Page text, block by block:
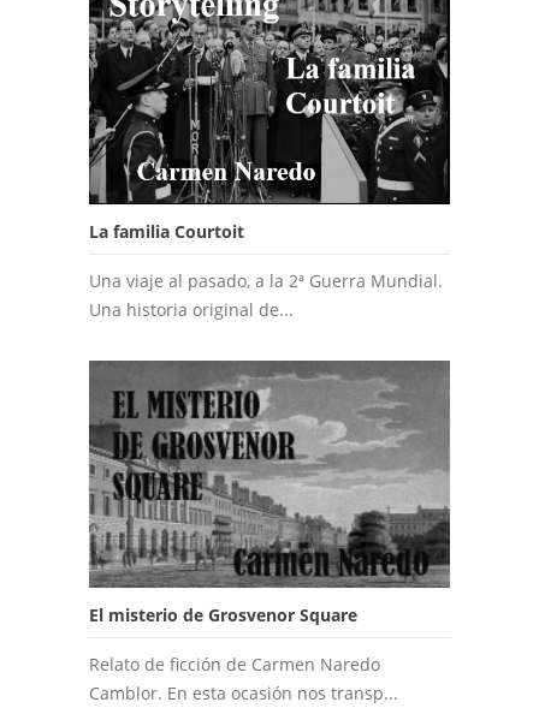
La familia Courtoit
Una viaje al pasado, a la 2ª Guerra Mundial.
Una historia original de...
El misterio de Grosvenor Square
Relato de ficción de Carmen Naredo
Camblor. En esta ocasión nos transp...